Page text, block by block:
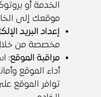
موقعك إلى
إعداد البريد
مخصصة من خلال
مراقبة الموقع:
أداء الموقع
توافر الموقع